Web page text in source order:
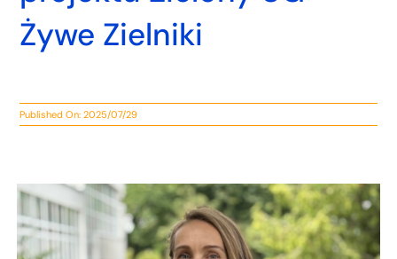
Żywe Zielniki
Published On: 2025/07/29